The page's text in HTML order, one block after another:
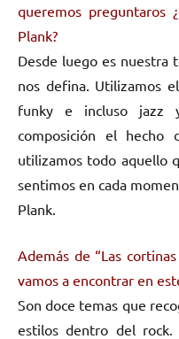
queremos preguntaros
Plank?
Desde luego es nuestra
nos defina. Utilizamos
funky e incluso
composición el
utilizamos todo aquello
sentimos en cada
Plank.
Además de “Las
vamos a encontrar en
Son doce temas que
estilos dentro del